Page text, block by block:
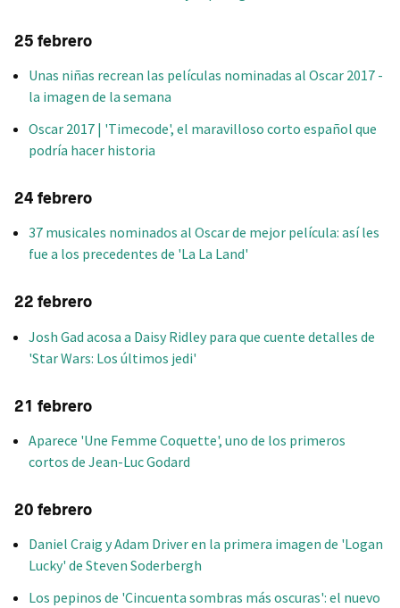
25 febrero
Unas niñas recrean las películas nominadas al Oscar 2017 -
la imagen de la semana
Oscar 2017 | 'Timecode', el maravilloso corto español que
podría hacer historia
24 febrero
37 musicales nominados al Oscar de mejor película: así les
fue a los precedentes de 'La La Land'
22 febrero
Josh Gad acosa a Daisy Ridley para que cuente detalles de
'Star Wars: Los últimos jedi'
21 febrero
Aparece 'Une Femme Coquette', uno de los primeros
cortos de Jean-Luc Godard
20 febrero
Daniel Craig y Adam Driver en la primera imagen de 'Logan
Lucky' de Steven Soderbergh
Los pepinos de 'Cincuenta sombras más oscuras': el nuevo